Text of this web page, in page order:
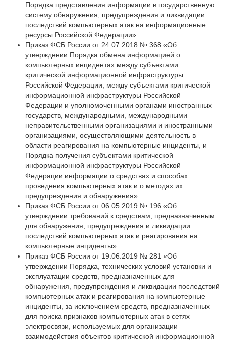
Порядка представления информации в государственную
систему обнаружения, предупреждения и ликвидации
последствий компьютерных атак на информационные
ресурсы Российской Федерации».
Приказ ФСБ России от 24.07.2018 № 368 «Об
утверждении Порядка обмена информацией о
компьютерных инцидентах между субъектами
критической информационной инфраструктуры
Российской Федерации, между субъектами критической
информационной инфраструктуры Российской
Федерации и уполномоченными органами иностранных
государств, международными, международными
неправительственными организациями и иностранными
организациями, осуществляющими деятельность в
области реагирования на компьютерные инциденты, и
Порядка получения субъектами критической
информационной инфраструктуры Российской
Федерации информации о средствах и способах
проведения компьютерных атак и о методах их
предупреждения и обнаружения».
Приказ ФСБ России от 06.05.2019 № 196 «Об
утверждении требований к средствам, предназначенным
для обнаружения, предупреждения и ликвидации
последствий компьютерных атак и реагирования на
компьютерные инциденты».
Приказ ФСБ России от 19.06.2019 № 281 «Об
утверждении Порядка, технических условий установки и
эксплуатации средств, предназначенных для
обнаружения, предупреждения и ликвидации последствий
компьютерных атак и реагирования на компьютерные
инциденты, за исключением средств, предназначенных
для поиска признаков компьютерных атак в сетях
электросвязи, используемых для организации
взаимодействия объектов критической информационной